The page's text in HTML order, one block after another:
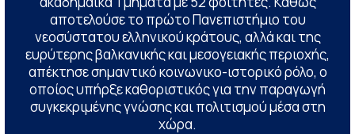
αποτελούσε το πρώτο Πανεπιστήμιο του
νεοσύστατου ελληνικού κράτους, αλλά και της
ευρύτερης βαλκανικής και μεσογειακής περιοχής,
απέκτησε σημαντικό κοινωνικο-ιστορικό ρόλο, ο
οποίος υπήρξε καθοριστικός για την παραγωγή
συγκεκριμένης γνώσης και πολιτισμού μέσα στη
χώρα.